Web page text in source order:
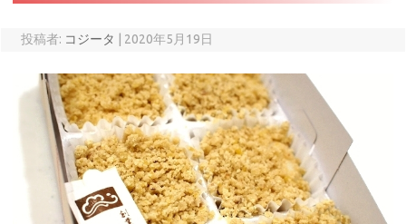
投稿者: コジータ 2020年5月19日